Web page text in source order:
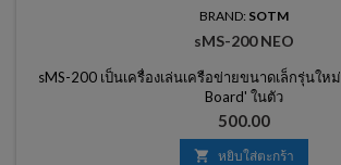
BRAND: SOTM
sMS-200 NEO
sMS-200 เป็นเครื่องเล่นเครือข่ายขนาดเล็กรุ่นให
Board' ในตัว
ราคา
500.00
 หยิบใส่ตะกร้า